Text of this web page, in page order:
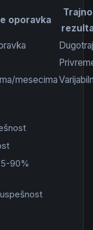
oporavka
mesecima
90%